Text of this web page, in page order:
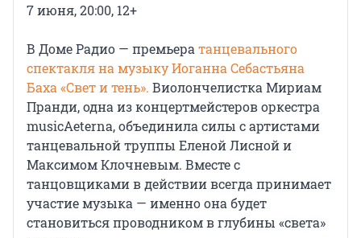
7 июня, 20:00, 12+
В Доме Радио — премьера танцевального
спектакля на музыку Иоганна Себастьяна
Баха «Свет и тень». Виолончелистка Мириам
Пранди, одна из концертмейстеров оркестра
musicAeterna, объединила силы с артистами
танцевальной труппы Еленой Лисной и
Максимом Клочневым. Вместе с
танцовщиками в действии всегда принимает
участие музыка — именно она будет
становиться проводником в глубины «света»